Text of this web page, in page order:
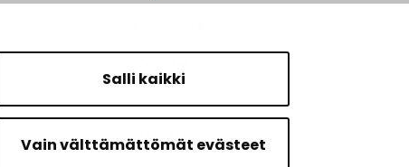
Salli kaikki
Vain välttämättömät evästeet
Ruokalistat